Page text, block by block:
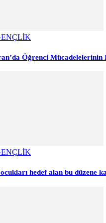
Öğrenci
hedef alan bu düzene